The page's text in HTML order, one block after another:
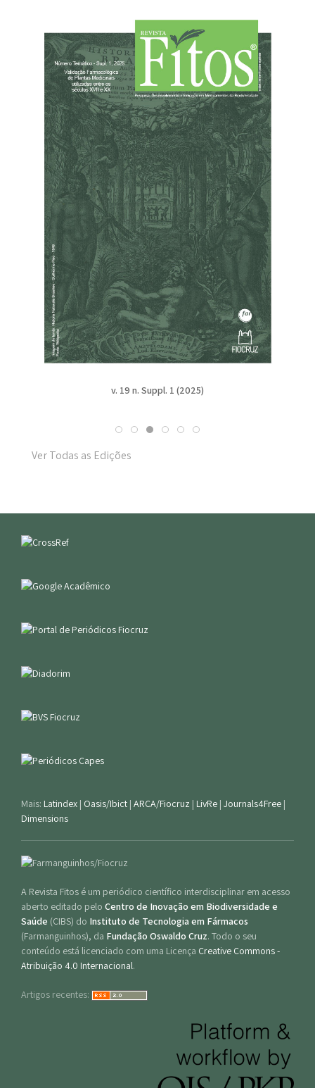
v. 19 n. Suppl. 1 (2025)
Ver Todas as Edições
Mais: Latindex | Oasis/Ibict | ARCA/Fiocruz | LivRe | Journals4Free |
Dimensions
A Revista Fitos é um periódico científico interdisciplinar em acesso
aberto editado pelo Centro de Inovação em Biodiversidade e
Saúde (CIBS) do Instituto de Tecnologia em Fármacos
(Farmanguinhos), da Fundação Oswaldo Cruz. Todo o seu
conteúdo está licenciado com uma Licença Creative Commons -
Atribuição 4.0 Internacional.
Artigos recentes: